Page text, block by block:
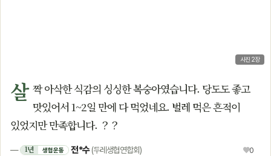
사진 2장
살 짝 아삭한 식감의 싱싱한 복숭아였습니다. 당도도 좋고
맛있어서 1~2일 만에 다 먹었네요. 벌레 먹은 흔적이
있었지만 만족합니다. ？？
— 1년 생협운동 전*수(두레생협연합회) ♥0